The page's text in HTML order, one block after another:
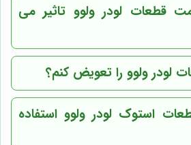
قطعات لودر ولوو تاثیر می
لودر ولوو را تعویض کنم؟
استوک لودر ولوو استفاده